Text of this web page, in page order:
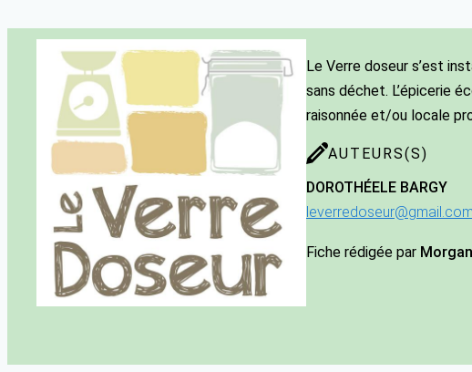
Le Verre doseur s’est
sans déchet. L’épicerie
raisonnée et/ou locale
AUTEURS(S)
DOROTHÉELE BARGY
leverredoseur@gmail.com
Fiche rédigée par